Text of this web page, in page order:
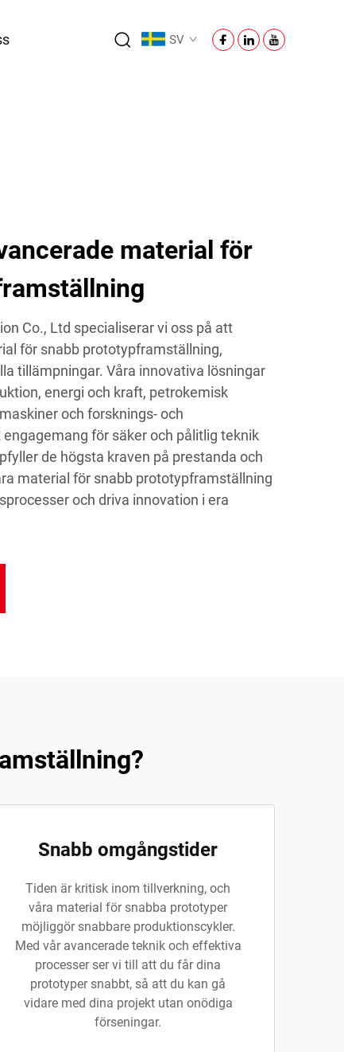
SV
material för
Co., Ltd specialiserar vi oss på att
för snabb prototypframställning,
tillämpningar. Våra innovativa lösningar
energi och kraft, petrokemisk
och forsknings- och
för säker och pålitlig teknik
de högsta kraven på prestanda och
material för snabb prototypframställning
och driva innovation i era
Snabb omgångstider
Tiden är kritisk inom tillverkning, och
våra material för snabba prototyper
möjliggör snabbare produktionscykler.
Med vår avancerade teknik och effektiva
processer ser vi till att du får dina
prototyper snabbt, så att du kan gå
vidare med dina projekt utan onödiga
förseningar.